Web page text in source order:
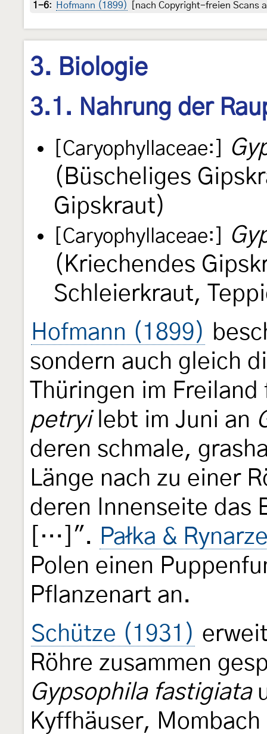
1-6: Hofmann (1899) [nach Copyright-freien Scans
3. Biologie
3.1. Nahrung der
[Caryophyllaceae:]
(Büscheliges
Gipskraut)
[Caryophyllaceae:]
(Kriechendes
Schleierkraut,
Hofmann (1899)
sondern auch gleich
Thüringen im
petryilebt im Juni an
deren schmale,
Länge nach zu einer
deren Innenseite das
[…]". Pałka &
Polen einen
Pflanzenart an.
Schütze (1931)
Röhre zusammen
Gypsophila fastigiata
Kyffhäuser,